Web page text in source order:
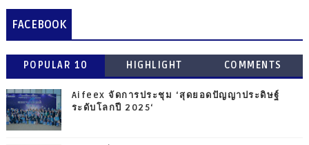
FACEBOOK
POPULAR 10 HIGHLIGHT COMMENTS
Aifeex จัดการประชุม ‘สุดยอดปัญญาประดิษฐ์
ระดับโลกปี 2025‘